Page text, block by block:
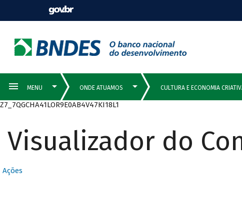
Z7_7QGCHA41LOR9E0AB4V47KI18L1
Visualizador do
Ações